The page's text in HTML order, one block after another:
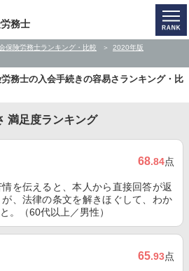
務士
保険労務士ランキング・比較
2020年版
労務士の入会手続きの容易さランキング・比
満足度ランキング
68.84点
を伝えると、本人から直接回答が返
、法律の条文を解きほぐして、わか
。（60代以上／男性）
65.93点